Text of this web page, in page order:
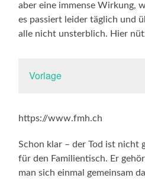
aber eine immense Wirkung,
es passiert leider täglich und
alle nicht unsterblich. Hier
Vorlage
https://www.fmh.ch
Schon klar – der Tod ist nicht
für den Familientisch. Er
man sich einmal gemeinsam